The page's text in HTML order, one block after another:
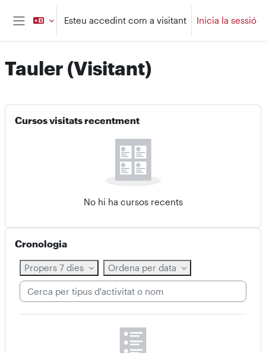
Ves al contingut principal
Esteu accedint com a visitant Inicia la sessió
Tauler (Visitant)
Blocs de contingut principal
Omet Cursos visitats recentment
Cursos visitats recentment
No hi ha cursos recents
Omet Cronologia
Cronologia
Propers 7 dies
Ordena per data
Cerca per tipus d'activitat o nom